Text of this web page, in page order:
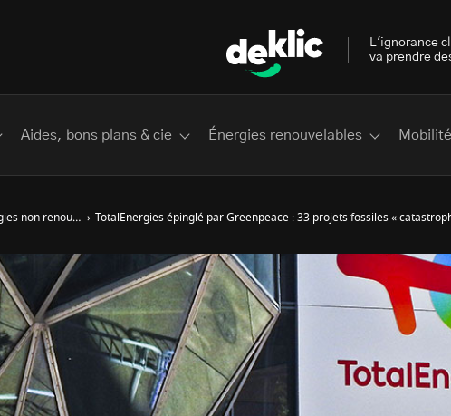
Énergies non renouvelables › TotalEnergies épinglé par Greenpeace : 33 projets fossiles «
L'ignorance
va prendre
Aides, bons plans & cie Énergies renouvelables
Rechercher
Les mots clés les plus recherchés sur Deklic
Transition Écologique deklic kids interview